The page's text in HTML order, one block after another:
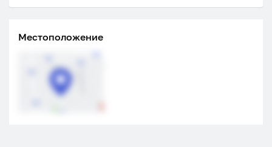
Местоположение